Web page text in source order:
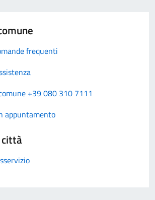
frequenti
+39 080 310 7111
appuntamento